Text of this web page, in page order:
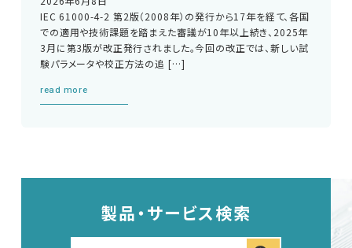
IEC 61000-4-2 第2版（2008年）の発行から17年を経て、各国
での適用や技術課題を踏まえた審議が10年以上続き、2025年
3月に第3版が改正発行されました。今回の改正では、新しい試
験パラメータや校正方法の追 […]
read more
製品・サービス検索